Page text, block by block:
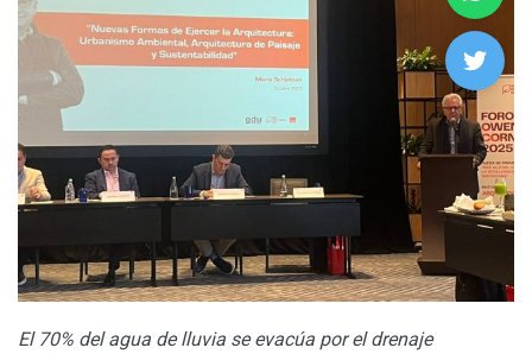
El 70% del agua de lluvia se evacúa por el drenaje